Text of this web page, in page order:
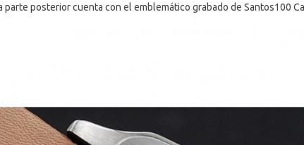
parte posterior cuenta con el emblemático grabado de Santos100